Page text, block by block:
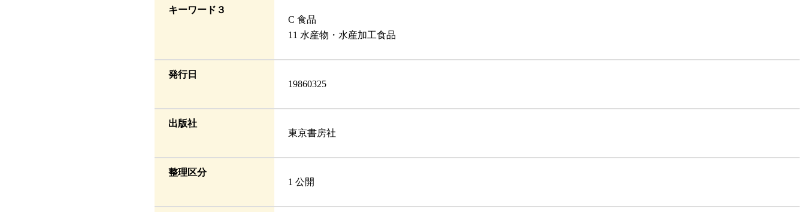
キーワード３
C 食品
11 水産物・水産加工食品
発行日
19860325
出版社
東京書房社
整理区分
1 公開